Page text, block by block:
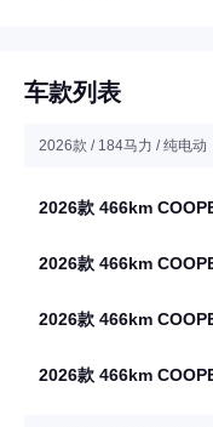
车款列表
2026款 / 184马力 / 纯电动
2026款 466km
2026款 466km
2026款 466km
2026款 466km